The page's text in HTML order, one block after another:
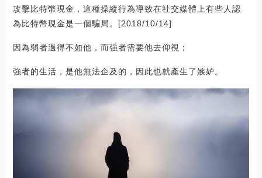
攻擊比特幣現金，這種操縱行為導致在社交媒體上有些人認
為比特幣現金是一個騙局。[2018/10/14]
因為弱者過得不如他，而強者需要他去仰視；
強者的生活，是他無法企及的，因此也就產生了嫉妒。